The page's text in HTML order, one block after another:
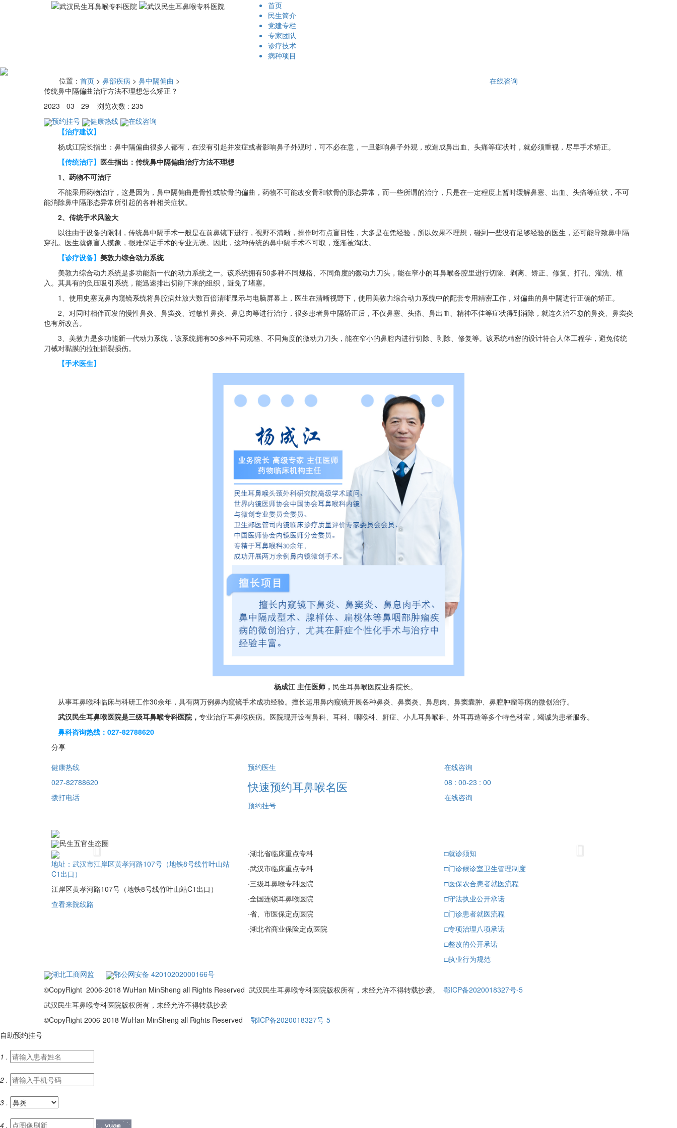
首页
民生简介
党建专栏
专家团队
诊疗技术
病种项目
位置： 首页 > 鼻部疾病 > 鼻中隔偏曲 >
在线咨询
传统鼻中隔偏曲治疗方法不理想怎么矫正？
2023 - 03 - 29 浏览次数 : 235
预约挂号
健康热线
在线咨询
【治疗建议】
杨成江院长指出：鼻中隔偏曲很多人都有，在没有引起并发症或者影响鼻子外观时，可不必在意，一旦影响鼻子外观，或造成鼻出血、头痛等症状时，就必须重视，尽早手术矫正。
【传统治疗】 医生指出：传统鼻中隔偏曲治疗方法不理想
1、药物不可治疗
不能采用药物治疗，这是因为，鼻中隔偏曲是骨性或软骨的偏曲，药物不可能改变骨和软骨的形态异常，而一些所谓的治疗，只是在一定程度上暂时缓解鼻塞、出血、头痛等症状，不可
能消除鼻中隔形态异常所引起的各种相关症状。
2、传统手术风险大
以往由于设备的限制，传统鼻中隔手术一般是在前鼻镜下进行，视野不清晰，操作时有点盲目性，大多是在凭经验，所以效果不理想，碰到一些没有足够经验的医生，还可能导致鼻中隔
穿孔。医生就像盲人摸象，很难保证手术的专业无误。因此，这种传统的鼻中隔手术不可取，逐渐被淘汰。
【诊疗设备】 美敦力综合动力系统
美敦力综合动力系统是多功能新一代的动力系统之一。该系统拥有50多种不同规格、不同角度的微动力刀头，能在窄小的耳鼻喉各腔里进行切除、剥离、矫正、修复、打孔、灌洗、植
入。其具有的负压吸引系统，能迅速排出切削下来的组织，避免了堵塞。
1、使用史塞克鼻内窥镜系统将鼻腔病灶放大数百倍清晰显示与电脑屏幕上，医生在清晰视野下，使用美敦力综合动力系统中的配套专用精密工作，对偏曲的鼻中隔进行正确的矫正。
2、对同时相伴而发的慢性鼻炎、鼻窦炎、过敏性鼻炎、鼻息肉等进行治疗，很多患者鼻中隔矫正后，不仅鼻塞、头痛、鼻出血、精神不佳等症状得到消除，就连久治不愈的鼻炎、鼻窦炎
也有所改善。
3、美敦力是多功能新一代动力系统，该系统拥有50多种不同规格、不同角度的微动力刀头，能在窄小的鼻腔内进行切除、剥除、修复等。该系统精密的设计符合人体工程学，避免传统
刀械对黏膜的拉扯撕裂损伤。
【手术医生】
杨成江 主任医师， 民生耳鼻喉医院业务院长。
从事耳鼻喉科临床与科研工作30余年，具有两万例鼻内窥镜手术成功经验。擅长运用鼻内窥镜开展各种鼻炎、鼻窦炎、鼻息肉、鼻窦囊肿、鼻腔肿瘤等病的微创治疗。
武汉民生耳鼻喉医院是三级耳鼻喉专科医院， 专业治疗耳鼻喉疾病。医院现开设有鼻科、耳科、咽喉科、鼾症、小儿耳鼻喉科、外耳再造等多个特色科室，竭诚为患者服务。
鼻科咨询热线：027-82788620
分享
健康热线
027-82788620
拨打电话
预约医生
快速预约耳鼻喉名医
预约挂号
在线咨询
08 : 00-23 : 00
在线咨询
民生五官生态圈
Previous Next
地址：武汉市江岸区黄孝河路107号（地铁8号线竹叶山站
C1出口）
江岸区黄孝河路107号（地铁8号线竹叶山站C1出口）
查看来院线路
·湖北省临床重点专科
·武汉市临床重点专科
·三级耳鼻喉专科医院
·全国连锁耳鼻喉医院
·省、市医保定点医院
·湖北省商业保险定点医院
□就诊须知
□门诊候诊室卫生管理制度
□医保农合患者就医流程
□守法执业公开承诺
□门诊患者就医流程
□专项治理八项承诺
□整改的公开承诺
□执业行为规范
湖北工商网监
鄂公网安备 42010202000166号
©CopyRight 2006-2018 WuHan MinSheng all Rights Reserved 武汉民生耳鼻喉专科医院版权所有，未经允许不得转载抄袭。 鄂ICP备2020018327号-5
武汉民生耳鼻喉专科医院版权所有，未经允许不得转载抄袭
©CopyRight 2006-2018 WuHan MinSheng all Rights Reserved 鄂ICP备2020018327号-5
自助预约挂号
1 .
2 .
3 .
4 .